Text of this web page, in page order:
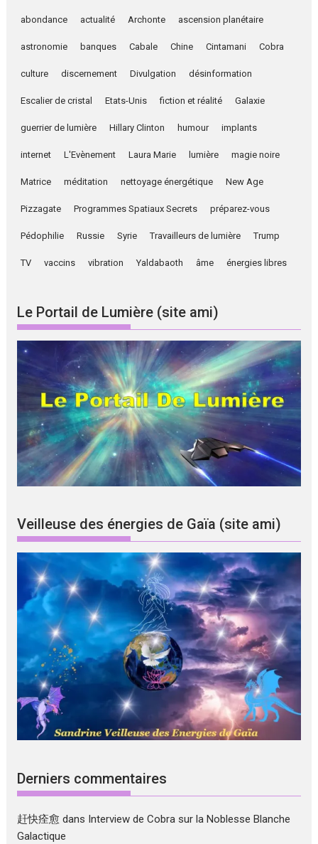
abondance actualité Archonte ascension planétaire
astronomie banques Cabale Chine Cintamani Cobra
culture discernement Divulgation désinformation
Escalier de cristal Etats-Unis fiction et réalité Galaxie
guerrier de lumière Hillary Clinton humour implants
internet L'Evènement Laura Marie lumière magie noire
Matrice méditation nettoyage énergétique New Age
Pizzagate Programmes Spatiaux Secrets préparez-vous
Pédophilie Russie Syrie Travailleurs de lumière Trump
TV vaccins vibration Yaldabaoth âme énergies libres
Le Portail de Lumière (site ami)
Veilleuse des énergies de Gaïa (site ami)
Derniers commentaires
赶快痊愈 dans Interview de Cobra sur la Noblesse Blanche
Galactique